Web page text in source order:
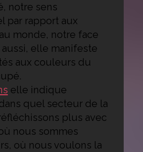
notre sens
par rapport aux
monde, notre face
elle manifeste
aux couleurs du
elle indique
quel secteur de la
plus avec
nous sommes
où nous voulons la